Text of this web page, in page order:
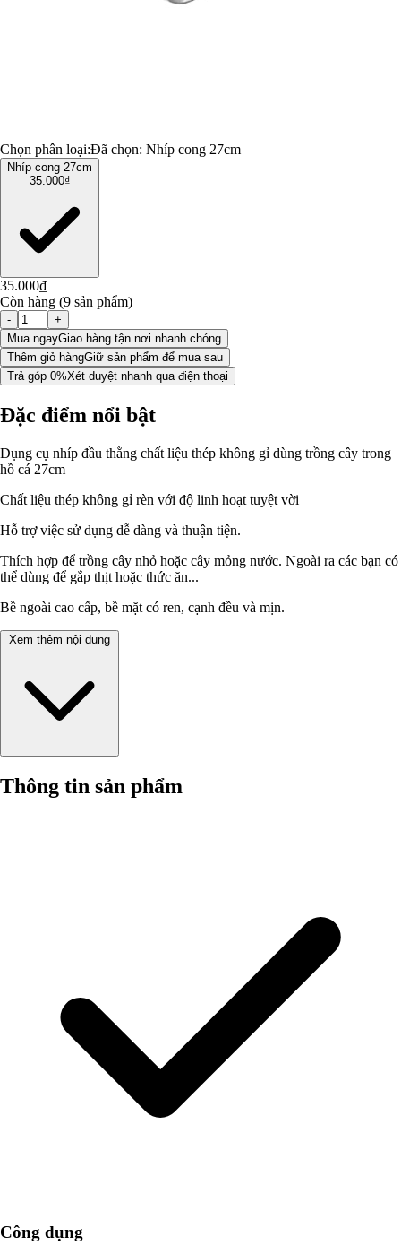
Chọn phân loại:Đã chọn: Nhíp cong 27cm
Nhíp cong 27cm
35.000₫
35.000₫
Còn hàng (9 sản phẩm)
-
+
Mua ngayGiao hàng tận nơi nhanh chóng
Thêm giỏ hàngGiữ sản phẩm để mua sau
Trả góp 0%Xét duyệt nhanh qua điện thoại
Đặc điểm nổi bật
Dụng cụ nhíp đầu thằng chất liệu thép không gỉ dùng trồng cây trong
hồ cá 27cm
Chất liệu thép không gỉ rèn với độ linh hoạt tuyệt vời
Hỗ trợ việc sử dụng dễ dàng và thuận tiện.
Thích hợp để trồng cây nhỏ hoặc cây mỏng nước. Ngoài ra các bạn có
thể dùng để gắp thịt hoặc thức ăn...
Bề ngoài cao cấp, bề mặt có ren, cạnh đều và mịn.
Xem thêm nội dung
Thông tin sản phẩm
Công dụng